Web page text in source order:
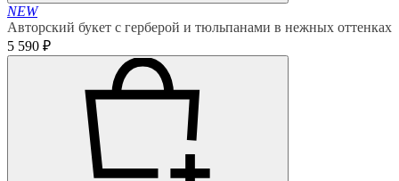
NEW
Авторский букет с герберой и тюльпанами в нежных оттенках
5 590 ₽